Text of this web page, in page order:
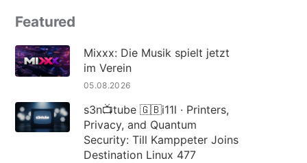
Featured
Mixxx: Die Musik spielt jetzt
im Verein
05.08.2026
s3n📺tube 🇬🇧i11l · Printers,
Privacy, and Quantum
Security: Till Kamppeter Joins
Destination Linux 477